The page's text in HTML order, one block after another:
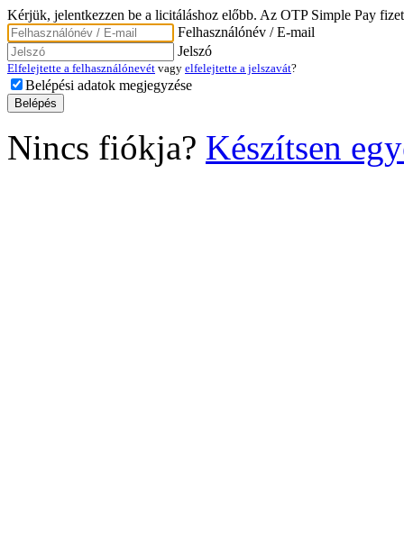
Kérjük, jelentkezzen be a licitáláshoz előbb. Az OTP Simple Pay
Felhasználónév / E-mail
Jelszó
Elfelejtette a felhasználónevét vagy elfelejtette a jelszavát?
Belépési adatok megjegyzése
Nincs fiókja? Készítsen